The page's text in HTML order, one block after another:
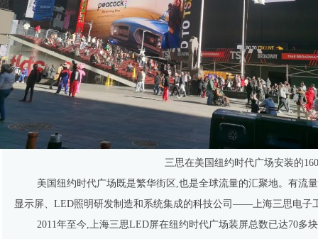
三思在美国纽约时代广场安装的
美国纽约时代广场既是繁华街区,也是全球流量的汇聚地。有流
显示屏、LED照明研发制造和系统集成的科技公司——上海三思电子
2011年至今,上海三思LED屏在纽约时代广场装屏总数已达70多